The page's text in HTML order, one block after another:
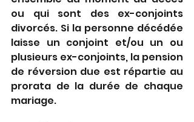
ou qui sont des ex-conjoints
divorcés. Si la personne décédée
laisse un conjoint et/ou un ou
plusieurs ex-conjoints, la pension
de réversion due est répartie au
prorata de la durée de chaque
mariage.